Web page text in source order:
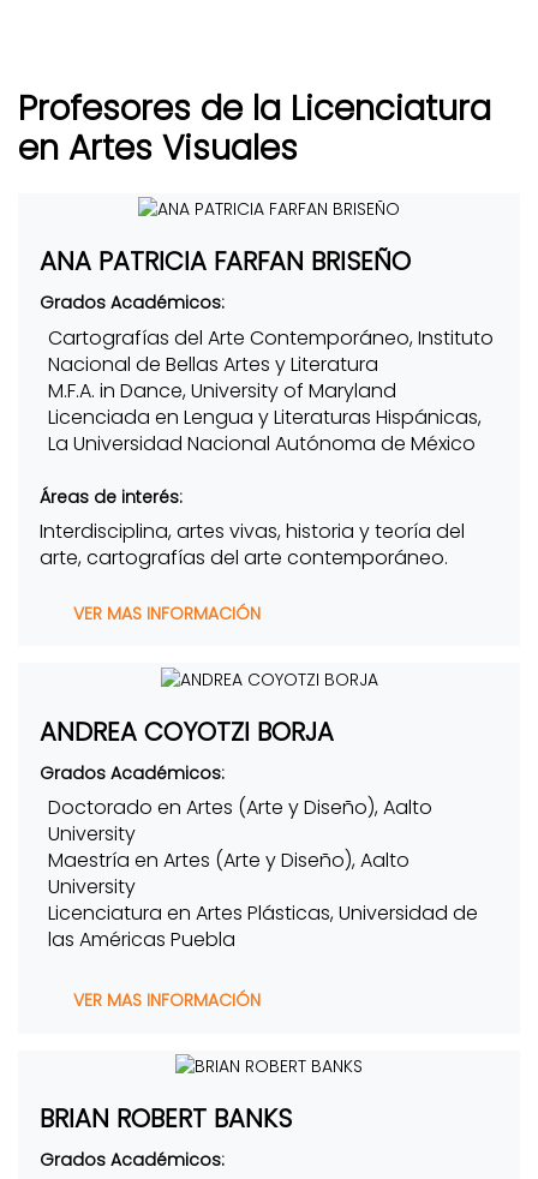
Profesores de la Licenciatura
en Artes Visuales
ANA PATRICIA FARFAN BRISEÑO
Grados Académicos:
Cartografías del Arte Contemporáneo, Instituto
Nacional de Bellas Artes y Literatura
M.F.A. in Dance, University of Maryland
Licenciada en Lengua y Literaturas Hispánicas,
La Universidad Nacional Autónoma de México
Áreas de interés:
Interdisciplina, artes vivas, historia y teoría del
arte, cartografías del arte contemporáneo.
VER MAS INFORMACIÓN
ANDREA COYOTZI BORJA
Grados Académicos:
Doctorado en Artes (Arte y Diseño), Aalto
University
Maestría en Artes (Arte y Diseño), Aalto
University
Licenciatura en Artes Plásticas, Universidad de
las Américas Puebla
VER MAS INFORMACIÓN
BRIAN ROBERT BANKS
Grados Académicos: